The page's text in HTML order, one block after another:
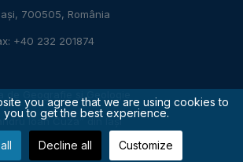
700505, România
+40 232 201874
de Geografie și Geologie
Ioan Cuza” din Iași
you agree that we are using cookies to
you to get the best experience.
Decline all Customize